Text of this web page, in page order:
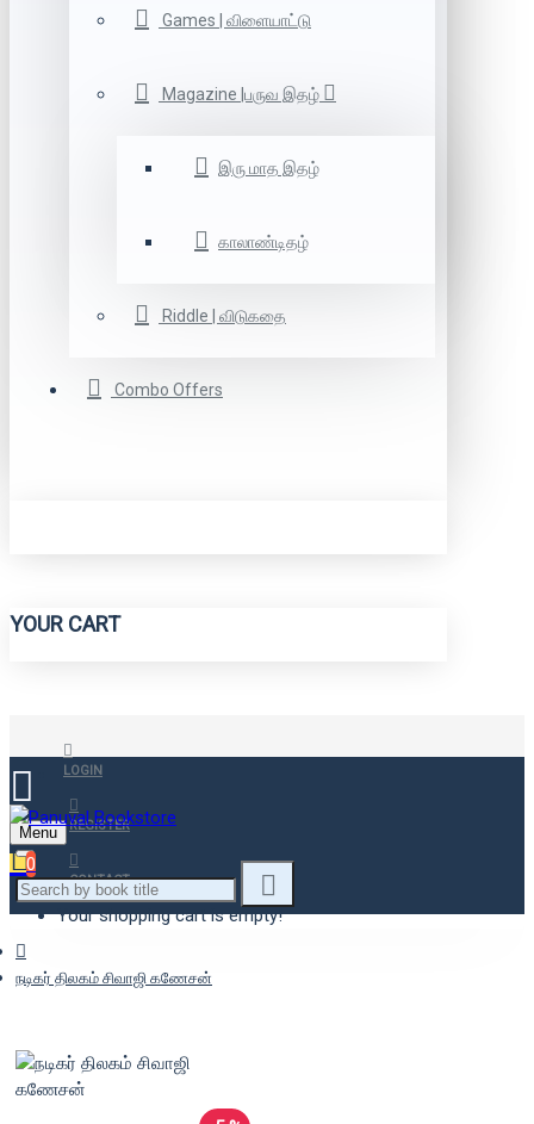
Games | விளையாட்டு
Magazine |பருவ இதழ்
இரு மாத இதழ்
காலாண்டிதழ்
Riddle | விடுகதை
Combo Offers
YOUR CART
LOGIN
REGISTER
CONTACT
Menu
0
Your shopping cart is empty!
நடிகர் திலகம் சிவாஜி கணேசன்